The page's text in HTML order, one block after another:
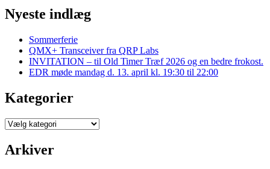
Nyeste indlæg
Sommerferie
QMX+ Transceiver fra QRP Labs
INVITATION – til Old Timer Træf 2026 og en bedre frokost.
EDR møde mandag d. 13. april kl. 19:30 til 22:00
Kategorier
Kategorier
Arkiver